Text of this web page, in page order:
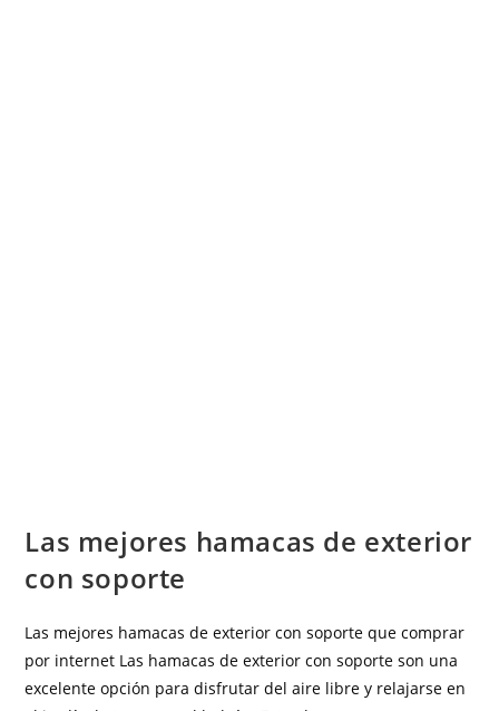
Las mejores hamacas de exterior
con soporte
Las mejores hamacas de exterior con soporte que comprar
por internet Las hamacas de exterior con soporte son una
excelente opción para disfrutar del aire libre y relajarse en